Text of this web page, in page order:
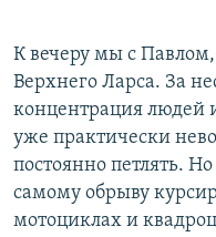
К вечеру мы с
Верхнего Ларса. За
концентрация людей
уже практически
постоянно петлять.
самому обрыву
мотоциклах и